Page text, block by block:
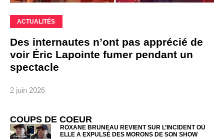
ACTUALITÉS
Des internautes n’ont pas apprécié de
voir Éric Lapointe fumer pendant un
spectacle
2 juin 2026
COUPS DE COEUR
ROXANE BRUNEAU REVIENT SUR L’INCIDENT OÙ
ELLE A EXPULSÉ DES MORONS DE SON SHOW